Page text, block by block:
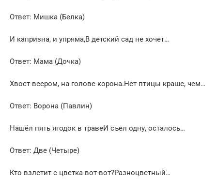
Ответ: Мишка (Белка)
И капризна, и упряма,В детский сад не хочет…
Ответ: Мама (Дочка)
Хвост веером, на голове корона.Нет птицы краше, чем…
Ответ: Ворона (Павлин)
Нашёл пять ягодок в травеИ съел одну, осталось…
Ответ: Две (Четыре)
Кто взлетит с цветка вот-вот?Разноцветный…